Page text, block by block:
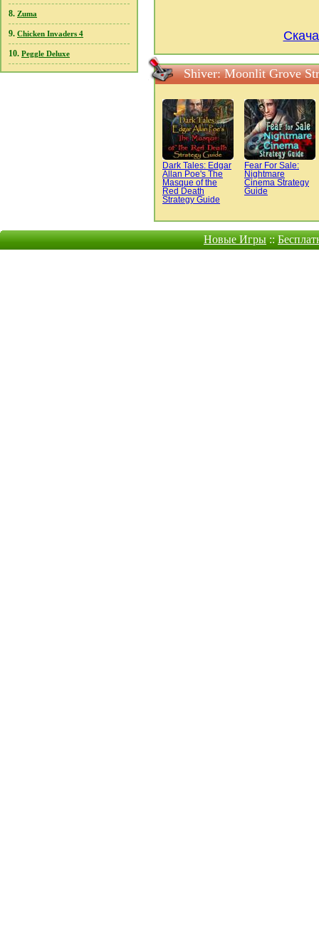
8. Zuma
9. Chicken Invaders 4
10. Peggle Deluxe
Shiver: Moonlit Grove
Dark Tales: Edgar
Allan Poe's The
Masque of the
Red Death
Strategy Guide
Fear For Sale:
Nightmare
Cinema Strategy
Guide
Новые Игры::